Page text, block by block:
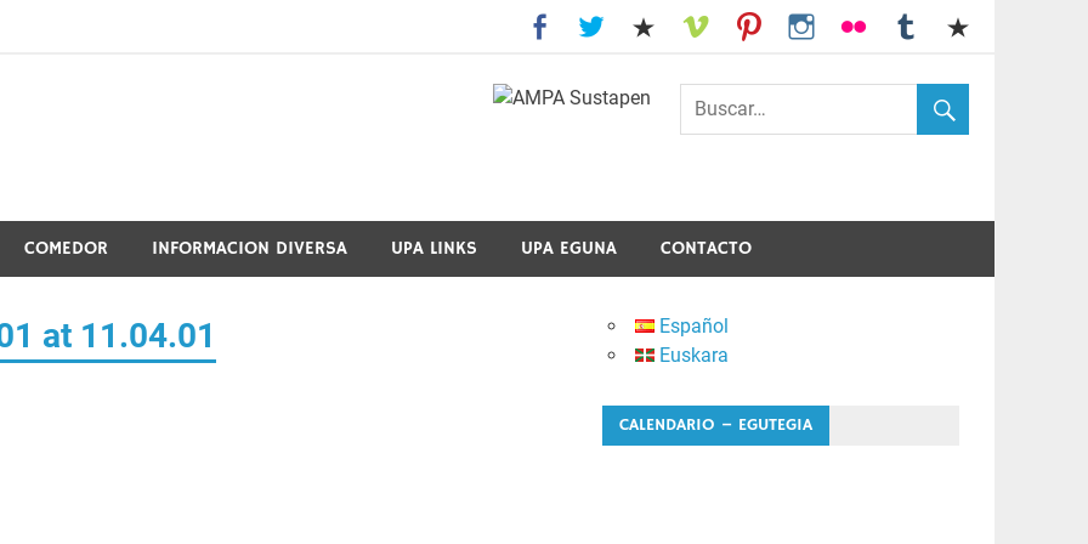
COMEDOR INFORMACION DIVERSA UPA LINKS UPA EGUNA CONTACTO
at 11.04.01
Español
Euskara
CALENDARIO – EGUTEGIA